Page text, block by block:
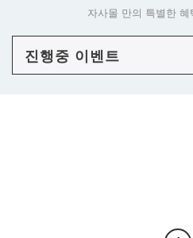
자사몰 만의 특별한
진행중 이벤트